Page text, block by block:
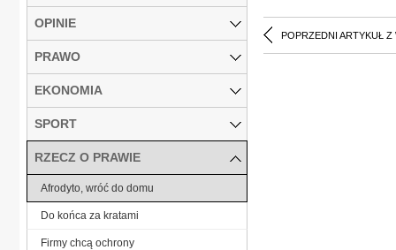
POPRZEDNI ARTYKUŁ Z
OPINIE
PRAWO
EKONOMIA
SPORT
RZECZ O PRAWIE
Afrodyto, wróć do domu
Do końca za kratami
Firmy chcą ochrony